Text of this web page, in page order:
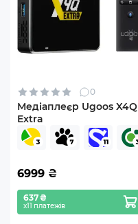
0
Медіаплеєр Ugoos X4Q
Extra
6999 ₴
637 ₴
х11 платежів